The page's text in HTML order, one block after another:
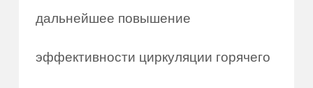
дальнейшее повышение
эффективности циркуляции горячего